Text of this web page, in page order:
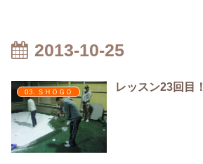
2013-10-25
03. ＳＨＯＧＯ レッスン23回目！